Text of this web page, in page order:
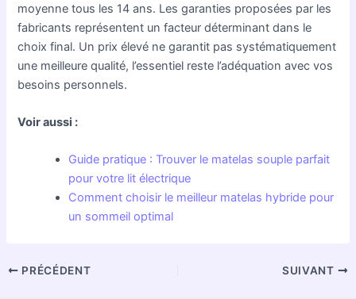
moyenne tous les 14 ans. Les garanties proposées par les
fabricants représentent un facteur déterminant dans le
choix final. Un prix élevé ne garantit pas systématiquement
une meilleure qualité, l’essentiel reste l’adéquation avec vos
besoins personnels.
Voir aussi :
Guide pratique : Trouver le matelas souple parfait
pour votre lit électrique
Comment choisir le meilleur matelas hybride pour
un sommeil optimal
PRÉCÉDENT SUIVANT